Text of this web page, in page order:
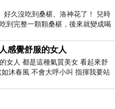
久沒吃到桑椹、洛神花了！ 兒時
到完整一顆顆桑椹，後來就變成喝
連喝都沒喝
感覺舒服的女人
女人 都是這種氣質美女 看起來舒
沐春風 不會大呼小叫 指揮我要站
？？